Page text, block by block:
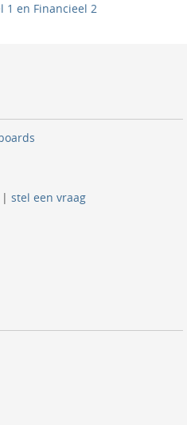
1 en Financieel 2
| stel een vraag